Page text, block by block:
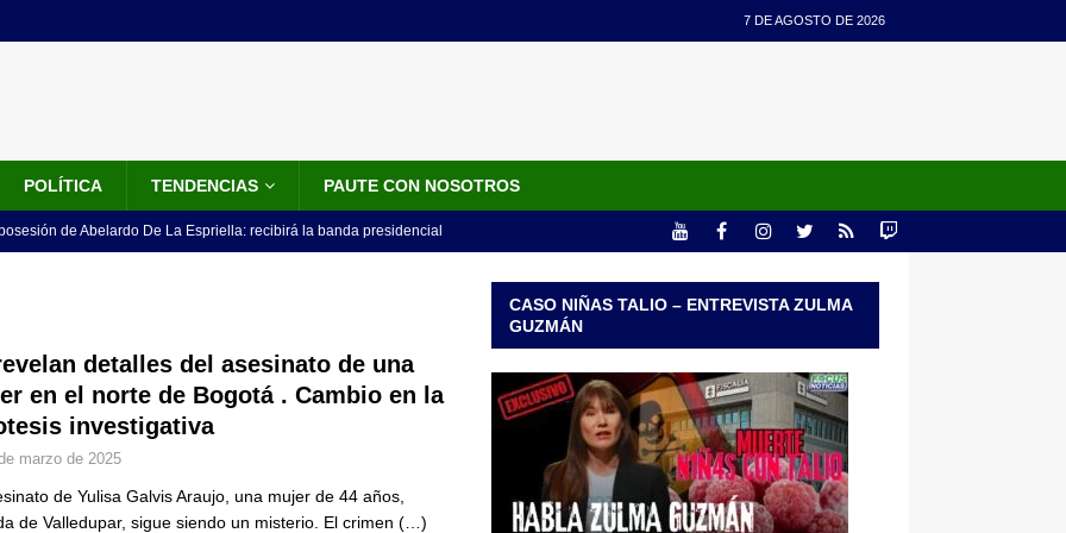
7 DE AGOSTO DE 2026
POLÍTICA TENDENCIAS PAUTE CON NOSOTROS
de Abelardo De La Espriella: recibirá la banda presidencial
LO ÚLTIMO
de la banda presidencial que portará Abelardo De La
de un sastre colombiano reconocido en el mundo
Fiscalía amplía investigación por presunto lavado de activos y
detalles del asesinato de una
en el norte de Bogotá . Cambio en la
investigativa
marzo de 2025
de Yulisa Galvis Araujo, una mujer de 44 años,
de Valledupar, sigue siendo un misterio. El crimen (…)
CASO NIÑAS TALIO – ENTREVISTA ZULMA
GUZMÁN